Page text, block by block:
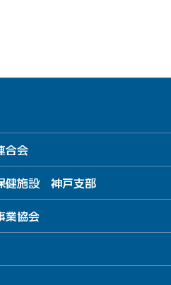
合会
健施設 神戸支部
業協会